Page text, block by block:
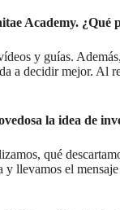
Academy. ¿Qué
y guías.
a decidir mejor. Al
la idea de
qué
llevamos el